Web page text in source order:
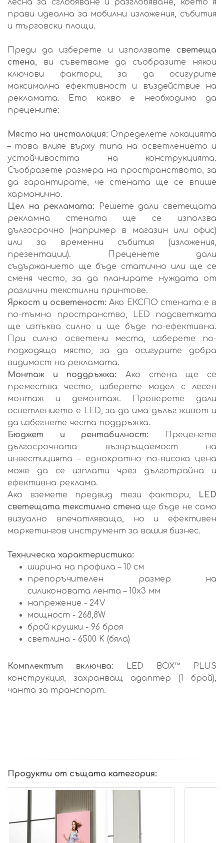
лесна за сглобяване и разглобяване, което я
прави идеална за мобилни изложения, събития
и търговски площи.
Преди да изберете и използвате светеща
стена, ви съветваме да съобразите някои
ключови фактори, за да осигурите
максимална ефективност и въздействие на
рекламата. Ето какво е необходимо да
прецените:
Място на инсталация: Определете локацията
– това влияе върху типа на осветлението и
устойчивостта на конструкцията.
Съобразете размера на пространството, за
да гарантирате, че стената ще се впише
хармонично.
Цел на рекламата: Решете дали светещата
рекламна стената ще се използва
дългосрочно (например в магазин или офис)
или за временни събития (изложения,
презентации). Преценете дали
съдържанието ще бъде статично или ще се
сменя често, за да планирате нуждата от
различни текстилни принтове.
Яркост и осветеност: Ако ЕКСПО стената е в
по-тъмно пространство, LED подсветката
ще изпъква силно и ще бъде по-ефективна.
При силно осветени места, изберете по-
подходящо място, за да осигурите добра
видимост на рекламата.
Монтаж и поддръжка: Ако стена ще се
премества често, изберете модел с лесен
монтаж и демонтаж. Проверете дали
осветлението е LED, за да има дълъг живот и
да избегнете честа поддръжка.
Бюджет и рентабилност:
Преценете
дългосрочната възвръщаемост на
инвестицията – еднократно по-висока цена
може да се изплати чрез дълготрайна и
ефективна реклама.
Ако вземете предвид тези фактори,
LED
светещата текстилна стена ще бъде не само
визуално впечатляваща, но и ефективен
маркетингов инструмент за вашия бизнес.
Техническа характеристика:
ширина на профила – 10 см
препоръчителен размер на
силиконовата лента – 10x3 мм
напрежение - 24V
мощност - 268,8W
брой крушки - 96 броя
светлина - 6500 K (бяла)
Комплектът включва: LED BOX™ PLUS
конструкция, захранващ адаптер (1 брой),
чанта за транспорт.
Продукти от същата категория: